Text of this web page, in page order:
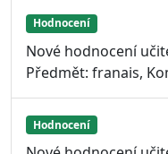
Hodnocení
Nové hodnocení
Předmět: franais,
Hodnocení